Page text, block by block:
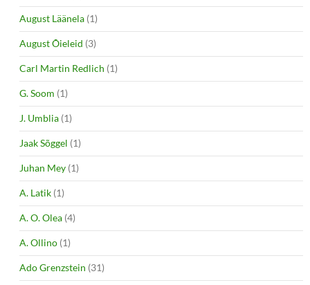
August Läänela (1)
August Õieleid (3)
Carl Martin Redlich (1)
G. Soom (1)
J. Umblia (1)
Jaak Sõggel (1)
Juhan Mey (1)
A. Latik (1)
A. O. Olea (4)
A. Ollino (1)
Ado Grenzstein (31)